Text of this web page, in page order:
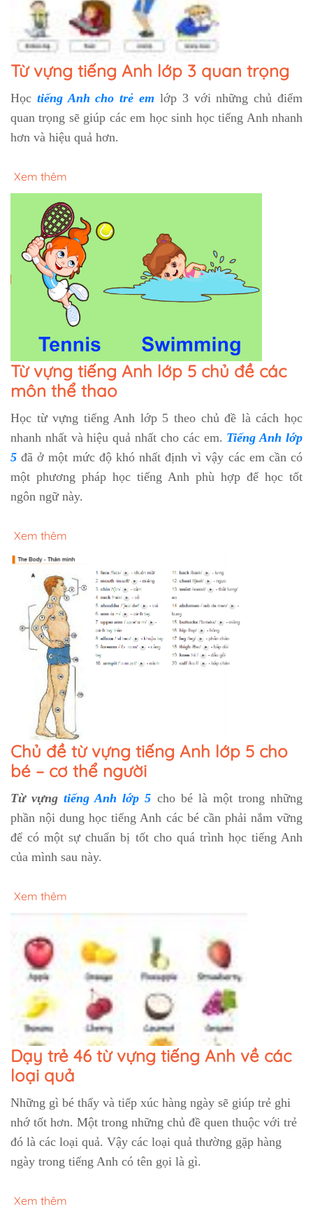
Từ vựng tiếng Anh lớp 3 quan trọng
Học tiếng Anh cho trẻ em lớp 3 với những chủ điểm
quan trọng sẽ giúp các em học sinh học tiếng Anh nhanh
hơn và hiệu quả hơn.
Xem thêm
Từ vựng tiếng Anh lớp 5 chủ đề các
môn thể thao
Học từ vựng tiếng Anh lớp 5 theo chủ đề là cách học
nhanh nhất và hiệu quả nhất cho các em. Tiếng Anh lớp
5 đã ở một mức độ khó nhất định vì vậy các em cần có
một phương pháp học tiếng Anh phù hợp để học tốt
ngôn ngữ này.
Xem thêm
Chủ đề từ vựng tiếng Anh lớp 5 cho
bé – cơ thể người
Từ vựng tiếng Anh lớp 5 cho bé là một trong những
phần nội dung học tiếng Anh các bé cần phải nắm vững
để có một sự chuẩn bị tốt cho quá trình học tiếng Anh
của mình sau này.
Xem thêm
Dạy trẻ 46 từ vựng tiếng Anh về các
loại quả
Những gì bé thấy và tiếp xúc hàng ngày sẽ giúp trẻ ghi
nhớ tốt hơn. Một trong những chủ đề quen thuộc với trẻ
đó là các loại quả. Vậy các loại quả thường gặp hàng
ngày trong tiếng Anh có tên gọi là gì.
Xem thêm